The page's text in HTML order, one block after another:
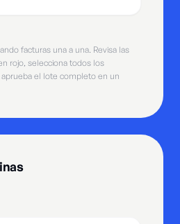
facturas una a una. Revisa las
rojo, selecciona todos los
el lote completo en un